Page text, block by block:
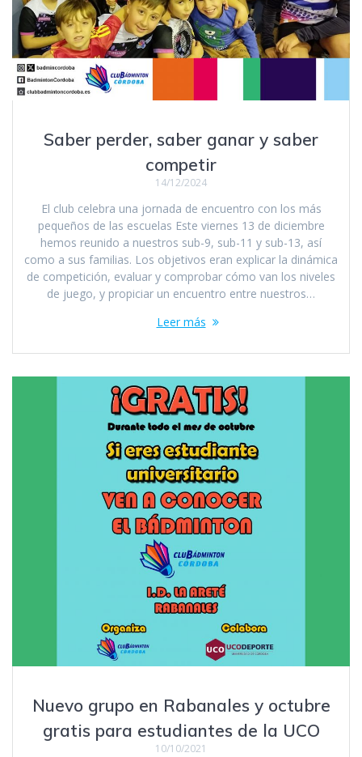
Saber perder, saber ganar y saber
competir
14/12/2024
El club celebra una jornada de encuentro con los más
pequeños de las escuelas Este viernes 13 de diciembre
hemos reunido a nuestros sub-9, sub-11 y sub-13, así
como a sus familias. Los objetivos eran explicar la dinámica
de competición, evaluar y comprobar cómo van los niveles
de juego, y propiciar un encuentro entre nuestros…
Leer más
Nuevo grupo en Rabanales y octubre
gratis para estudiantes de la UCO
10/10/2021